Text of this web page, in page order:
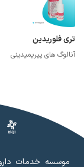
تری فلوریدین
آنالوگ های پیریمیدینی
موسسه خدمات